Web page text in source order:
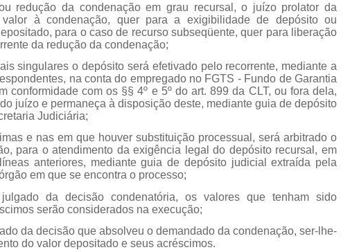
redução da condenação em grau recursal, o juízo prolator da
à condenação, quer para a exigibilidade de depósito ou
para o caso de recurso subseqüente, quer para liberação
da redução da condenação;
singulares o depósito será efetivado pelo recorrente, mediante a
na conta do empregado no FGTS - Fundo de Garantia
conformidade com os §§ 4º e 5º do art. 899 da CLT, ou fora dela,
juízo e permaneça à disposição deste, mediante guia de depósito
Judiciária;
e nas em que houver substituição processual, será arbitrado o
para o atendimento da exigência legal do depósito recursal, em
anteriores, mediante guia de depósito judicial extraída pela
em que se encontra o processo;
da decisão condenatória, os valores que tenham sido
serão considerados na execução;
da decisão que absolveu o demandado da condenação, ser-lhe-
do valor depositado e seus acréscimos.